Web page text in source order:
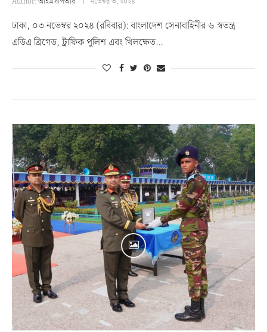
ঢাকা, ০৩ নভেম্বর ২০২৪ (রবিবার): বাংলাদেশ সেনাবাহিনীর ৬ স্বতন্ত্র
এডিএ ব্রিগেড, ট্রাফিক পুলিশ এবং খিলক্ষেত…